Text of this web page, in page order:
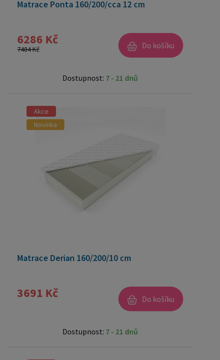
Matrace Ponta 160/200/cca 12 cm
6286 Kč
7484 Kč Do košíku
Dostupnost: 7 - 21 dnů
Akce
Novinka
Matrace Derian 160/200/10 cm
3691 Kč Do košíku
Dostupnost: 7 - 21 dnů